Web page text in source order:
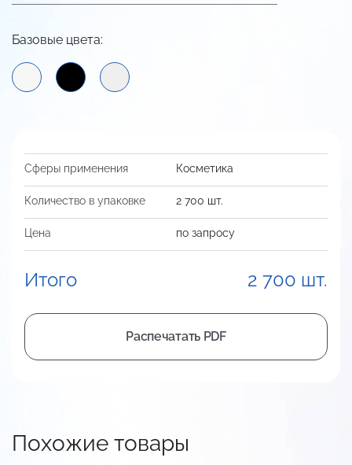
Сферы применения Косметика
Количество в упаковке 2 700 шт.
Цена по запросу
Итого 2 700 шт.
Распечатать PDF
Базовые цвета:
Похожие товары